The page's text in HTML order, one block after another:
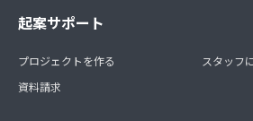
起案サポート
プロジェクトを作る
資料請求
スタッフ